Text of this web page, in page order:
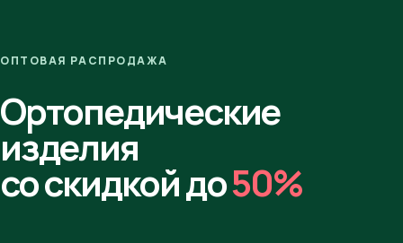
ОПТОВАЯ РАСПРОДАЖА
Ортопедические
изделия
со скидкой до50%